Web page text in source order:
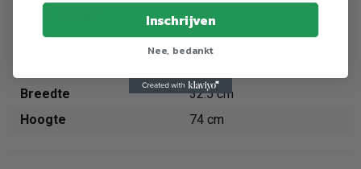
Wit
Kleur secundair
Zilvergrijs
Breedte
32.5 cm
Hoogte
74 cm
Inschrijven
Nee, bedankt